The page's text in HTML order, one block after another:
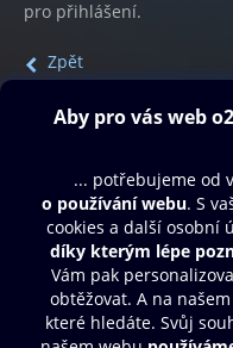
pro přihlášení.
Zpět
Obsah ke stažení
Moje O2 Knihovna
Další zábava